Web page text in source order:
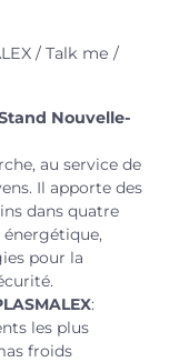
/ Talk me /
Nouvelle-
au service de
Il apporte des
dans quatre
pour la
:
les plus
froids